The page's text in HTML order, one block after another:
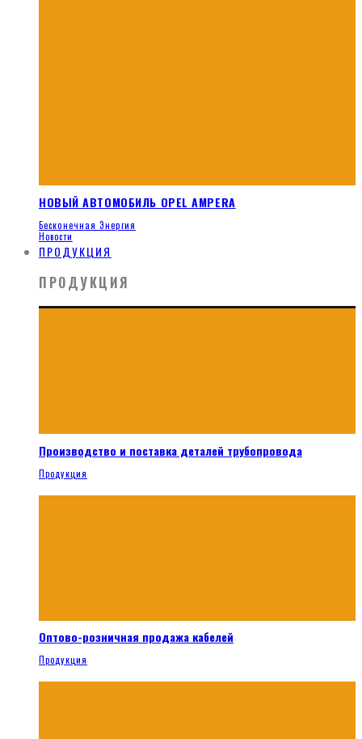
НОВЫЙ АВТОМОБИЛЬ OPEL AMPERA
Бесконечная Энергия
Новости
ПРОДУКЦИЯ
ПРОДУКЦИЯ
Производство и поставка деталей трубопровода
Продукция
Оптово-розничная продажа кабелей
Продукция